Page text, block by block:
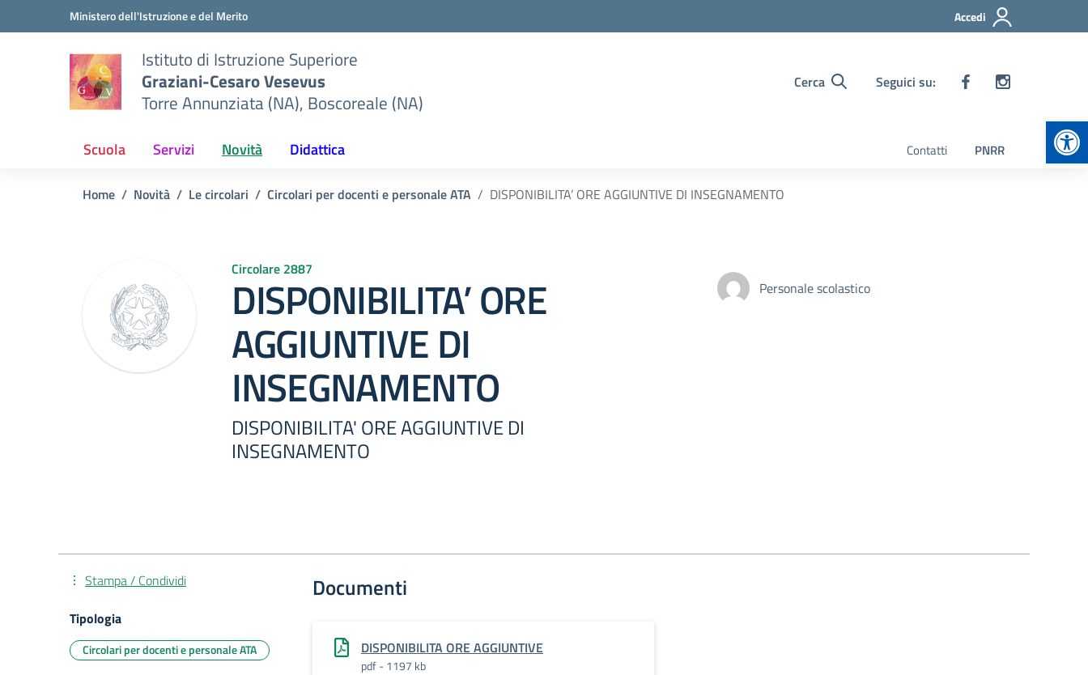
Vai ai contenuti
Vai al menu di navigazioneMinistero dell'Istruzione e del Merito Accedi
Istituto di Istruzione Superiore
Graziani-Cesaro Vesevus
Torre Annunziata (NA), Boscoreale (NA)
Cerca Seguici su:
Scuola Servizi Novità Didattica Contatti PNRR
Home Novità Le circolari Circolari per docenti e personale ATA DISPONIBILITA’ ORE AGGIUNTIVE DI INSEGNAMENTO
Circolare 2887
DISPONIBILITA’ ORE
AGGIUNTIVE DI
INSEGNAMENTO
DISPONIBILITA' ORE AGGIUNTIVE DI
INSEGNAMENTO
Personale scolastico
Documenti
DISPONIBILITA ORE AGGIUNTIVE
pdf - 1197 kb
Stampa / Condividi
Tipologia
Circolari per docenti e personale ATA